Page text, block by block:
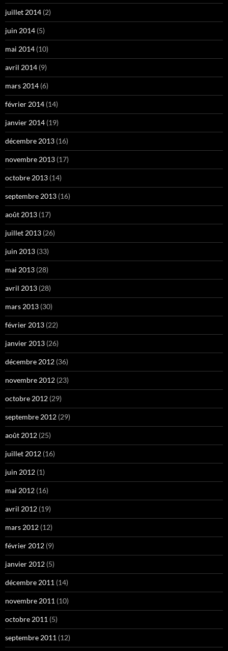
juillet 2014 (2)
juin 2014 (5)
mai 2014 (10)
avril 2014 (9)
mars 2014 (6)
février 2014 (14)
janvier 2014 (19)
décembre 2013 (16)
novembre 2013 (17)
octobre 2013 (14)
septembre 2013 (16)
août 2013 (17)
juillet 2013 (26)
juin 2013 (33)
mai 2013 (28)
avril 2013 (28)
mars 2013 (30)
février 2013 (22)
janvier 2013 (26)
décembre 2012 (36)
novembre 2012 (23)
octobre 2012 (29)
septembre 2012 (29)
août 2012 (25)
juillet 2012 (16)
juin 2012 (1)
mai 2012 (16)
avril 2012 (19)
mars 2012 (12)
février 2012 (9)
janvier 2012 (5)
décembre 2011 (14)
novembre 2011 (10)
octobre 2011 (5)
septembre 2011 (12)